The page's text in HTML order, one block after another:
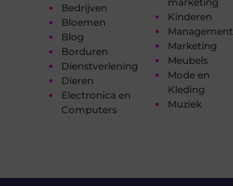
Bedrijven
Bloemen
Blog
Borduren
Dienstverlening
Dieren
Electronica en
Computers
Kinderen
Management
Marketing
Meubels
Mode en
Kleding
Muziek